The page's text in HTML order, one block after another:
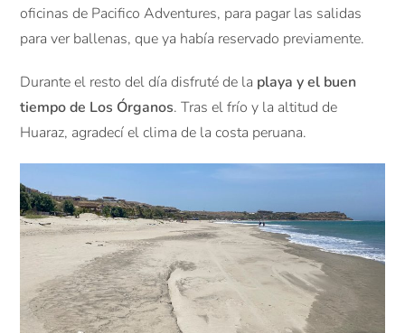
oficinas de Pacifico Adventures, para pagar las salidas
para ver ballenas, que ya había reservado previamente.
Durante el resto del día disfruté de la playa y el buen
tiempo de Los Órganos. Tras el frío y la altitud de
Huaraz, agradecí el clima de la costa peruana.